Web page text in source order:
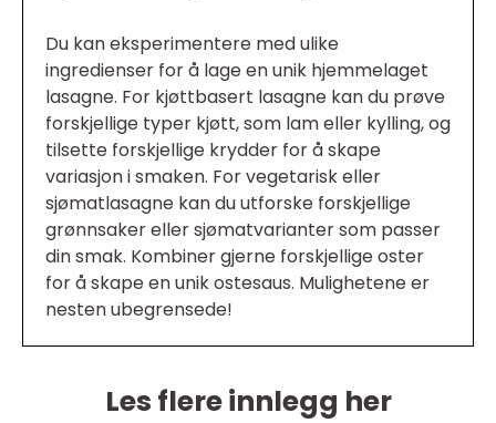
Du kan eksperimentere med ulike
ingredienser for å lage en unik hjemmelaget
lasagne. For kjøttbasert lasagne kan du prøve
forskjellige typer kjøtt, som lam eller kylling, og
tilsette forskjellige krydder for å skape
variasjon i smaken. For vegetarisk eller
sjømatlasagne kan du utforske forskjellige
grønnsaker eller sjømatvarianter som passer
din smak. Kombiner gjerne forskjellige oster
for å skape en unik ostesaus. Mulighetene er
nesten ubegrensede!
Les flere innlegg her